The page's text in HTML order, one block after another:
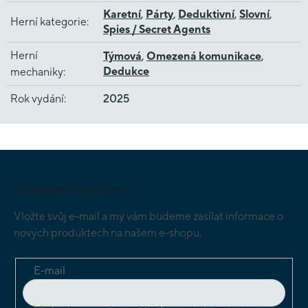
Herní kategorie:
Karetní, Párty, Deduktivní, Slovní,
Spies / Secret Agents
Herní
mechaniky:
Týmová, Omezená komunikace,
Dedukce
Rok vydání: 2025
Odebírat newsletter
Vložte svůj e-mail a my vám budeme zasílat informace o
nových produktech na našem e-shopu.
E-mail